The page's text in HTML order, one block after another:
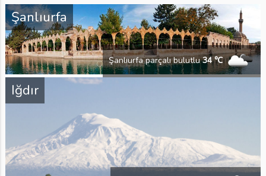
Şanlıurfa
Şanlıurfa parçalı bulutlu34 ℃
Iğdır